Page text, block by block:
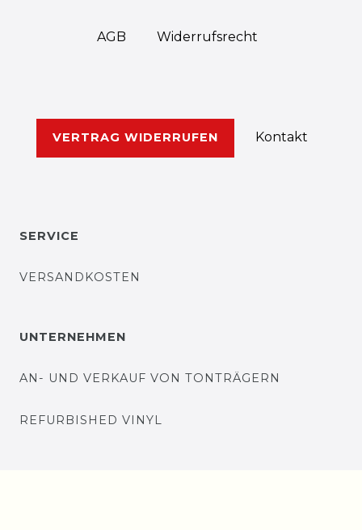
AGB Widerrufs­recht
VERTRAG WIDERRUFEN Kontakt
SERVICE
VERSANDKOSTEN
UNTERNEHMEN
AN- UND VERKAUF VON TONTRÄGERN
REFURBISHED VINYL